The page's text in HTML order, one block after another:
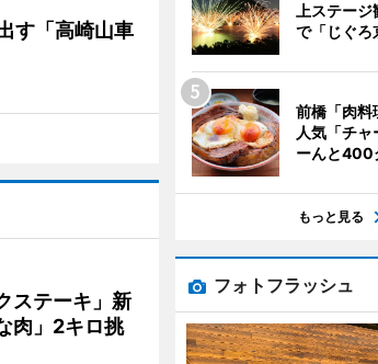
す「高崎山車
ステーキ」新
肉」2キロ挑
上ステー
で「じぐろ
前橋「肉
人気「チ
ーんと400
もっと見る
フォトフラッシュ